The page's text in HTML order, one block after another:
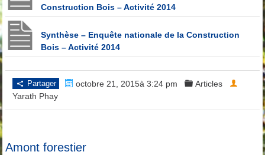
Construction Bois – Activité 2014
Synthèse – Enquête nationale de la Construction
Bois – Activité 2014
Partager octobre 21, 2015à 3:24 pm
Articles
Yarath Phay
Amont forestier